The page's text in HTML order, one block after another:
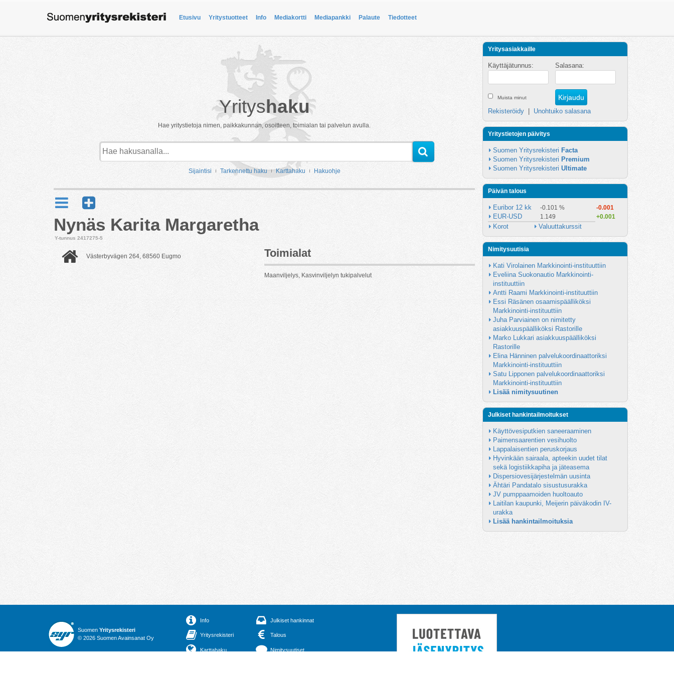
Etusivu Yritystuotteet Info Mediakortti Mediapankki Palaute Tiedotteet
Yrityshaku
Hae yritystietoja nimen, paikkakunnan, osoitteen, toimialan tai palvelun avulla.
Sijaintisi Tarkennettu haku Karttahaku Hakuohje
Nynäs Karita Margaretha
Y-tunnus 2417275-5
Västerbyvägen 264, 68560 Eugmo Toimialat
Maanviljelys, Kasvinviljelyn tukipalvelut
Yritysasiakkaille
Käyttäjätunnus: Salasana:
Muista minut
Rekisteröidy Unohtuiko salasana
Yritystietojen päivitys
Suomen Yritysrekisteri Facta
Suomen Yritysrekisteri Premium
Suomen Yritysrekisteri Ultimate
Päivän talous
Euribor 12 kk -0.101 % -0.001
EUR-USD 1.149 +0.001
Korot Valuuttakurssit
Nimitysuutisia
Kati Virolainen Markkinointi-instituuttiin
Eveliina Suokonautio Markkinointi-
instituuttiin
Antti Raami Markkinointi-instituuttiin
Essi Räsänen osaamispäälliköksi
Markkinointi-instituuttiin
Juha Parviainen on nimitetty
asiakkuuspäälliköksi Rastorille
Marko Lukkari asiakkuuspäälliköksi
Rastorille
Elina Hänninen palvelukoordinaattoriksi
Markkinointi-instituuttiin
Satu Lipponen palvelukoordinaattoriksi
Markkinointi-instituuttiin
Lisää nimitysuutinen
Julkiset hankintailmoitukset
Käyttövesiputkien saneeraaminen
Paimensaarentien vesihuolto
Lappalaisentien peruskorjaus
Hyvinkään sairaala, apteekin uudet tilat
sekä logistiikkapiha ja jäteasema
Dispersiovesijärjestelmän uusinta
Ähtäri Pandatalo sisustusurakka
JV pumppaamoiden huoltoauto
Laitilan kaupunki, Meijerin päiväkodin IV-
urakka
Lisää hankintailmoituksia
Suomen Yritysrekisteri
© 2026 Suomen Avainsanat Oy
Info
Yritysrekisteri
Karttahaku
Julkiset hankinnat
Talous
Nimitysuutiset